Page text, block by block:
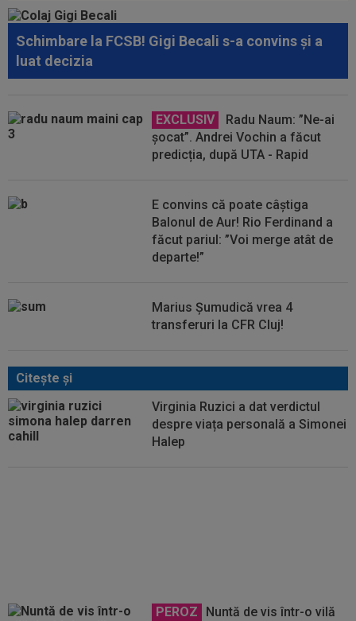
Schimbare la FCSB! Gigi Becali s-a convins și a
luat decizia
EXCLUSIV
Radu Naum: ”Ne-ai
șocat”. Andrei Vochin a făcut
predicția, după UTA - Rapid
E convins că poate câștiga
Balonul de Aur! Rio Ferdinand a
făcut pariul: ”Voi merge atât de
departe!”
Marius Șumudică vrea 4
transferuri la CFR Cluj!
Citeşte şi
Virginia Ruzici a dat verdictul
despre viața personală a Simonei
Halep
PEROZ
Nuntă de vis într-o vilă